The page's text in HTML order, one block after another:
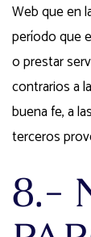
Web que en
período que
o prestar
contrarios a
buena fe, a
terceros
8.-